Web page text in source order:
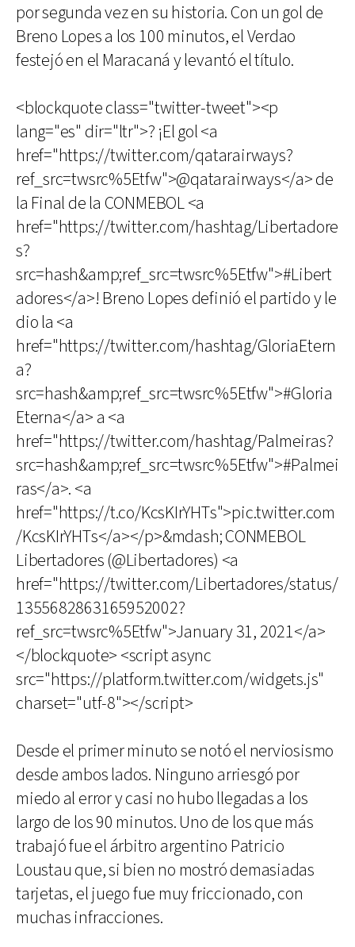
por segunda vez en su historia. Con un gol de
Breno Lopes a los 100 minutos, el Verdao
festejó en el Maracaná y levantó el título.
<blockquote class="twitter-tweet"><p
lang="es" dir="ltr">? ¡El gol <a
href="https://twitter.com/qatarairways?
ref_src=twsrc%5Etfw">@qatarairways</a> de
la Final de la CONMEBOL <a
href="https://twitter.com/hashtag/Libertadore
s?
src=hash&amp;ref_src=twsrc%5Etfw">#Libert
adores</a>! Breno Lopes definió el partido y le
dio la <a
href="https://twitter.com/hashtag/GloriaEtern
a?
src=hash&amp;ref_src=twsrc%5Etfw">#Gloria
Eterna</a> a <a
href="https://twitter.com/hashtag/Palmeiras?
src=hash&amp;ref_src=twsrc%5Etfw">#Palmei
ras</a>. <a
href="https://t.co/KcsKIrYHTs">pic.twitter.com
/KcsKIrYHTs</a></p>&mdash; CONMEBOL
Libertadores (@Libertadores) <a
href="https://twitter.com/Libertadores/status/
1355682863165952002?
ref_src=twsrc%5Etfw">January 31, 2021</a>
</blockquote> <script async
src="https://platform.twitter.com/widgets.js"
charset="utf-8"></script>
Desde el primer minuto se notó el nerviosismo
desde ambos lados. Ninguno arriesgó por
miedo al error y casi no hubo llegadas a los
largo de los 90 minutos. Uno de los que más
trabajó fue el árbitro argentino Patricio
Loustau que, si bien no mostró demasiadas
tarjetas, el juego fue muy friccionado, con
muchas infracciones.